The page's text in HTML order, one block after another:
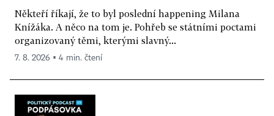
Někteří říkají, že to byl poslední happening Milana
Knížáka. A něco na tom je. Pohřeb se státními poctami
organizovaný těmi, kterými slavný...
7. 8. 2026 ▪ 4 min. čtení